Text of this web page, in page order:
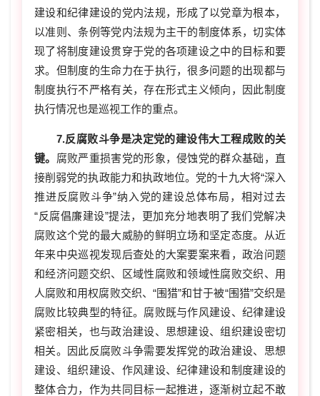
建设和纪律建设的党内法规，形成了以党章为根本，
以准则、条例等党内法规为主干的制度体系，切实体
现了将制度建设贯穿于党的各项建设之中的目标和要
求。但制度的生命力在于执行，很多问题的出现都与
制度执行不严格有关，存在形式主义倾向，因此制度
执行情况也是巡视工作的重点。
7.反腐败斗争是决定党的建设伟大工程成败的关
键。 腐败严重损害党的形象，侵蚀党的群众基础，直
接削弱党的执政能力和执政地位。党的十九大将“深入
推进反腐败斗争”纳入党的建设总体布局，相对过去
“反腐倡廉建设”提法，更加充分地表明了我们党解决
腐败这个党的最大威胁的鲜明立场和坚定态度。从近
年来中央巡视发现后查处的大案要案来看，政治问题
和经济问题交织、区域性腐败和领域性腐败交织、用
人腐败和用权腐败交织、“围猎”和甘于被“围猎”交织是
腐败比较典型的特征。腐败既与作风建设、纪律建设
紧密相关，也与政治建设、思想建设、组织建设密切
相关。因此反腐败斗争需要发挥党的政治建设、思想
建设、组织建设、作风建设、纪律建设和制度建设的
整体合力，作为共同目标一起推进，逐渐树立起不敢